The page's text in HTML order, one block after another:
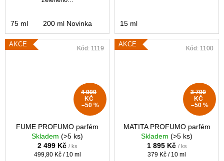
75 ml 200 ml Novinka 15 ml
AKCE
4 999
KČ
–50 %
FUME PROFUMO parfém
Skladem (>5 ks)
2 499 Kč / ks
Měrná
499,80 Kč / 10 ml
Kód: 1119
AKCE
3 790
KČ
–50 %
MATITA PROFUMO parfém
Skladem (>5 ks)
1 895 Kč / ks
Měrná
379 Kč / 10 ml
Kód: 1100